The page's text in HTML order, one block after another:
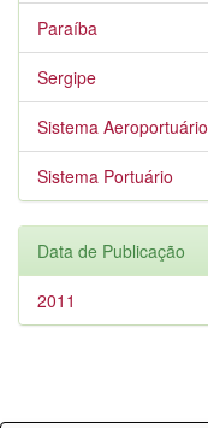
Paraíba
Sergipe
Sistema Aeroportuário
Sistema Portuário
Data de Publicação
2011